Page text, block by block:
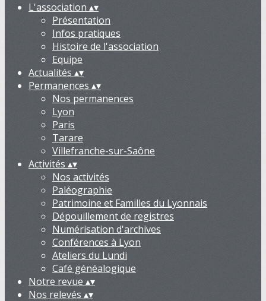
L'association ▴▾
Présentation
Infos pratiques
Histoire de l'association
Equipe
Actualités ▴▾
Permanences ▴▾
Nos permanences
Lyon
Paris
Tarare
Villefranche-sur-Saône
Activités ▴▾
Nos activités
Paléographie
Patrimoine et Familles du Lyonnais
Dépouillement de registres
Numérisation d'archives
Conférences à Lyon
Ateliers du Lundi
Café généalogique
Notre revue ▴▾
Nos relevés ▴▾